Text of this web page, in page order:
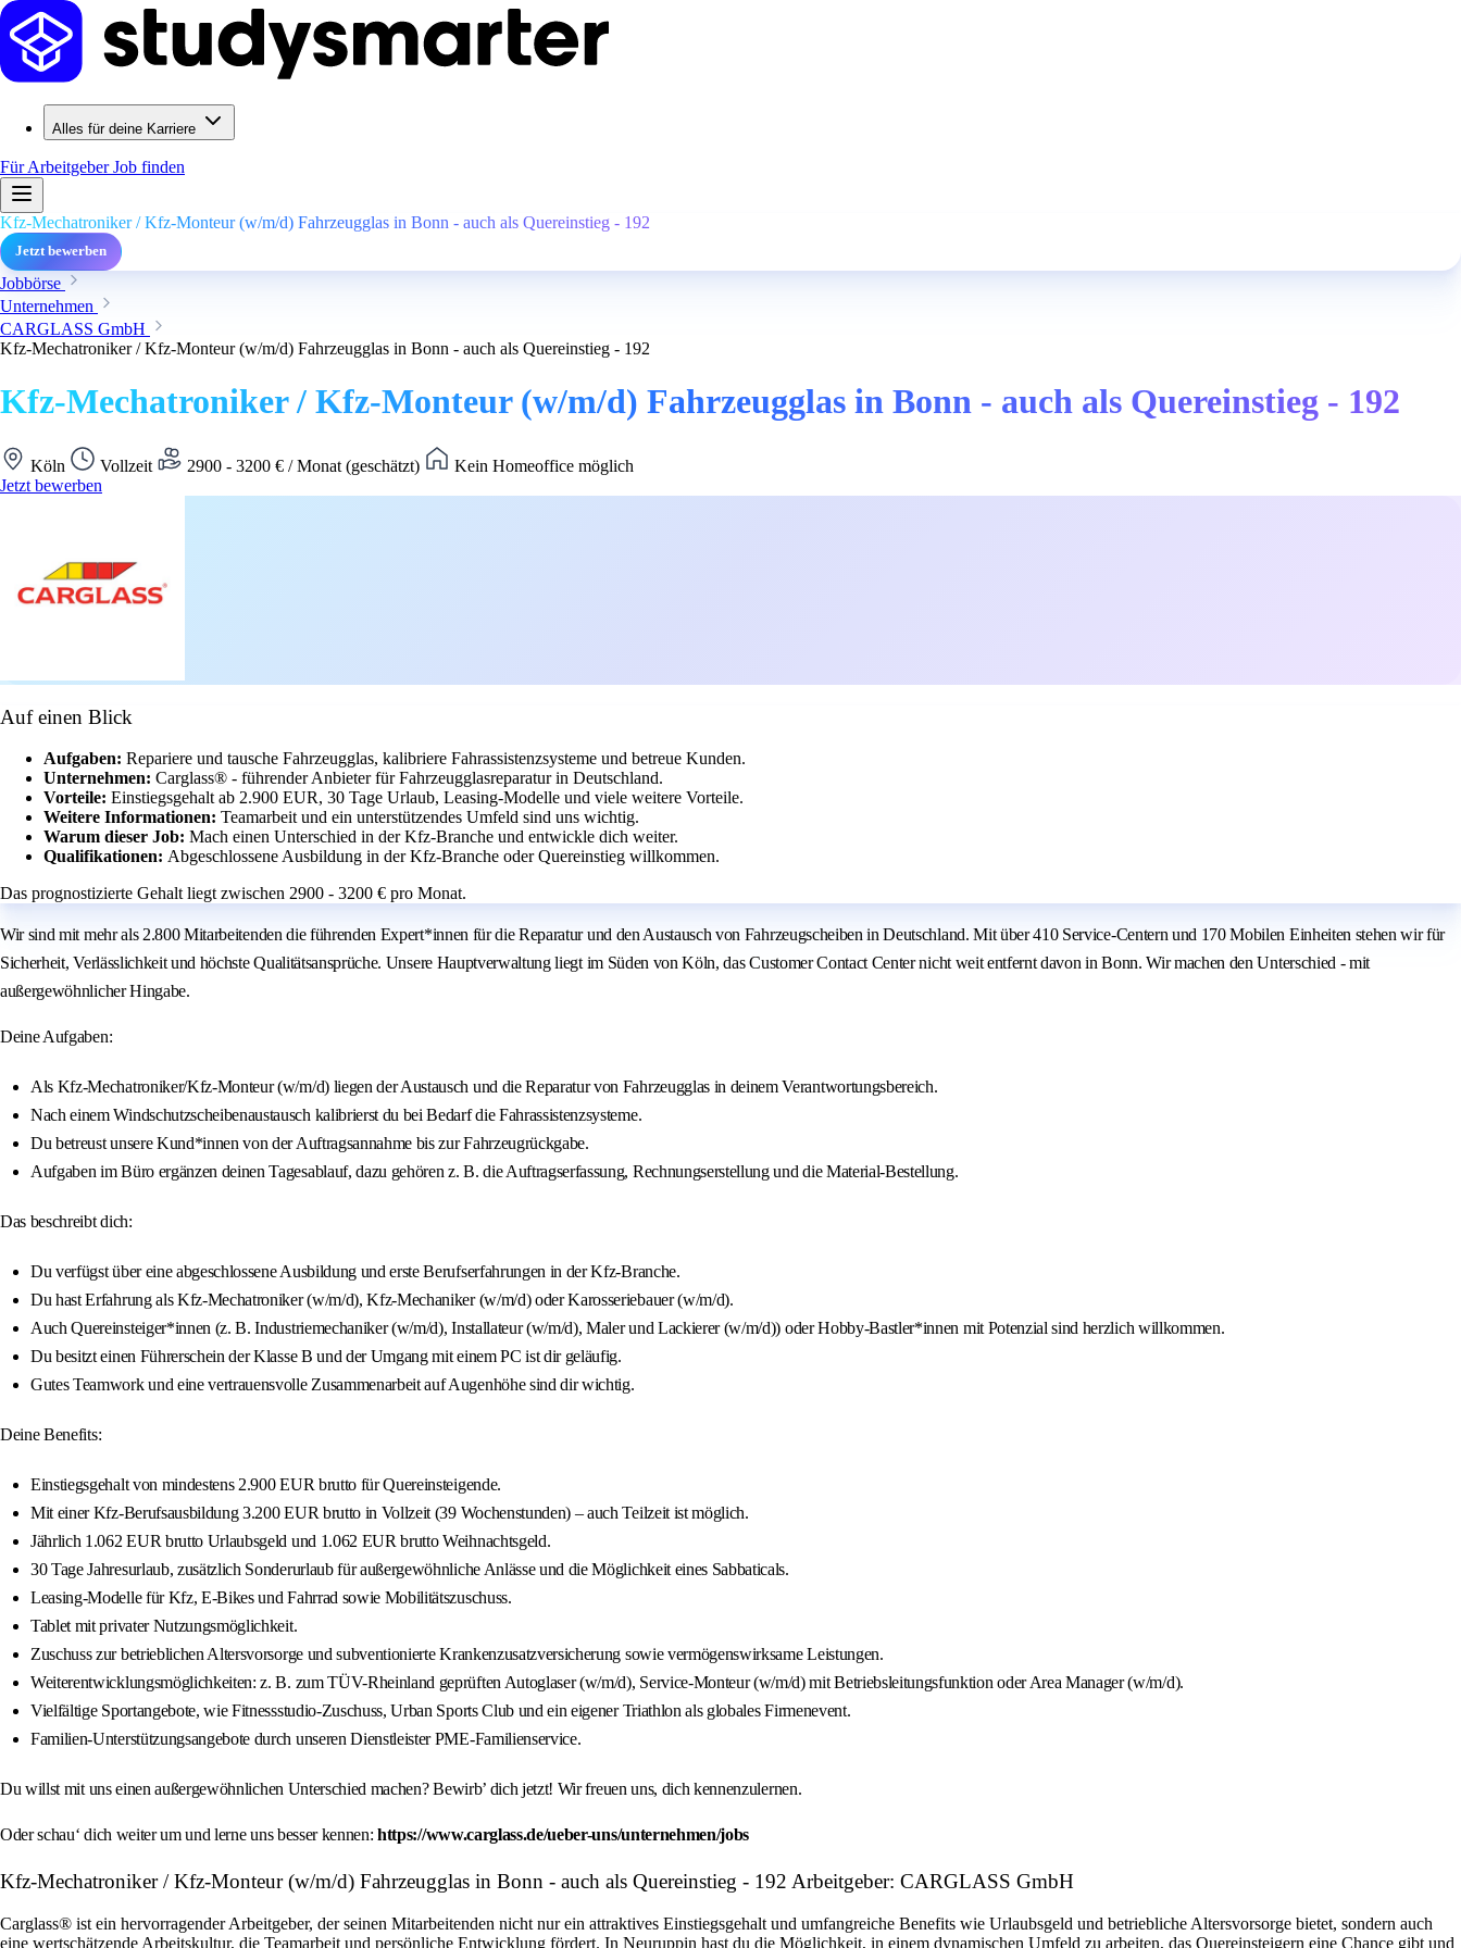
Alles für deine Karriere
Für ArbeitgeberJob finden
Kfz-Mechatroniker / Kfz-Monteur (w/m/d) Fahrzeugglas in Bonn - auch als Quereinstieg - 192
Jetzt bewerben
Jobbörse
Unternehmen
CARGLASS GmbH
Kfz-Mechatroniker / Kfz-Monteur (w/m/d) Fahrzeugglas in Bonn - auch als Quereinstieg - 192
Kfz-Mechatroniker / Kfz-Monteur (w/m/d) Fahrzeugglas in Bonn - auch als Quereinstieg - 192
Köln Vollzeit 2900 - 3200 € / Monat (geschätzt)
Kein Homeoffice möglich
Jetzt bewerben
Auf einen Blick
Aufgaben: Repariere und tausche Fahrzeugglas, kalibriere Fahrassistenzsysteme und betreue Kunden.
Unternehmen: Carglass® - führender Anbieter für Fahrzeugglasreparatur in Deutschland.
Vorteile: Einstiegsgehalt ab 2.900 EUR, 30 Tage Urlaub, Leasing-Modelle und viele weitere Vorteile.
Weitere Informationen: Teamarbeit und ein unterstützendes Umfeld sind uns wichtig.
Warum dieser Job: Mach einen Unterschied in der Kfz-Branche und entwickle dich weiter.
Qualifikationen: Abgeschlossene Ausbildung in der Kfz-Branche oder Quereinstieg willkommen.
Das prognostizierte Gehalt liegt zwischen 2900 - 3200 € pro Monat.
Wir sind mit mehr als 2.800 Mitarbeitenden die führenden Expert*innen für die Reparatur und den Austausch von Fahrzeugscheiben in Deutschland. Mit über 410 Service-Centern und 170 Mobilen Einheiten stehen wir für
Sicherheit, Verlässlichkeit und höchste Qualitätsansprüche. Unsere Hauptverwaltung liegt im Süden von Köln, das Customer Contact Center nicht weit entfernt davon in Bonn. Wir machen den Unterschied - mit
außergewöhnlicher Hingabe.
Deine Aufgaben:
Als Kfz-Mechatroniker/Kfz-Monteur (w/m/d) liegen der Austausch und die Reparatur von Fahrzeugglas in deinem Verantwortungsbereich.
Nach einem Windschutzscheibenaustausch kalibrierst du bei Bedarf die Fahrassistenzsysteme.
Du betreust unsere Kund*innen von der Auftragsannahme bis zur Fahrzeugrückgabe.
Aufgaben im Büro ergänzen deinen Tagesablauf, dazu gehören z. B. die Auftragserfassung, Rechnungserstellung und die Material-Bestellung.
Das beschreibt dich:
Du verfügst über eine abgeschlossene Ausbildung und erste Berufserfahrungen in der Kfz-Branche.
Du hast Erfahrung als Kfz-Mechatroniker (w/m/d), Kfz-Mechaniker (w/m/d) oder Karosseriebauer (w/m/d).
Auch Quereinsteiger*innen (z. B. Industriemechaniker (w/m/d), Installateur (w/m/d), Maler und Lackierer (w/m/d)) oder Hobby-Bastler*innen mit Potenzial sind herzlich willkommen.
Du besitzt einen Führerschein der Klasse B und der Umgang mit einem PC ist dir geläufig.
Gutes Teamwork und eine vertrauensvolle Zusammenarbeit auf Augenhöhe sind dir wichtig.
Deine Benefits:
Einstiegsgehalt von mindestens 2.900 EUR brutto für Quereinsteigende.
Mit einer Kfz-Berufsausbildung 3.200 EUR brutto in Vollzeit (39 Wochenstunden) – auch Teilzeit ist möglich.
Jährlich 1.062 EUR brutto Urlaubsgeld und 1.062 EUR brutto Weihnachtsgeld.
30 Tage Jahresurlaub, zusätzlich Sonderurlaub für außergewöhnliche Anlässe und die Möglichkeit eines Sabbaticals.
Leasing-Modelle für Kfz, E-Bikes und Fahrrad sowie Mobilitätszuschuss.
Tablet mit privater Nutzungsmöglichkeit.
Zuschuss zur betrieblichen Altersvorsorge und subventionierte Krankenzusatzversicherung sowie vermögenswirksame Leistungen.
Weiterentwicklungsmöglichkeiten: z. B. zum TÜV-Rheinland geprüften Autoglaser (w/m/d), Service-Monteur (w/m/d) mit Betriebsleitungsfunktion oder Area Manager (w/m/d).
Vielfältige Sportangebote, wie Fitnessstudio-Zuschuss, Urban Sports Club und ein eigener Triathlon als globales Firmenevent.
Familien-Unterstützungsangebote durch unseren Dienstleister PME-Familienservice.
Du willst mit uns einen außergewöhnlichen Unterschied machen? Bewirb’ dich jetzt! Wir freuen uns, dich kennenzulernen.
Oder schau‘ dich weiter um und lerne uns besser kennen:https://www.carglass.de/ueber-uns/unternehmen/jobs
Kfz-Mechatroniker / Kfz-Monteur (w/m/d) Fahrzeugglas in Bonn - auch als Quereinstieg - 192 Arbeitgeber: CARGLASS GmbH
Carglass® ist ein hervorragender Arbeitgeber, der seinen Mitarbeitenden nicht nur ein attraktives Einstiegsgehalt und umfangreiche Benefits wie Urlaubsgeld und betriebliche Altersvorsorge bietet, sondern auch
eine wertschätzende Arbeitskultur, die Teamarbeit und persönliche Entwicklung fördert. In Neuruppin hast du die Möglichkeit, in einem dynamischen Umfeld zu arbeiten, das Quereinsteigern eine Chance gibt und